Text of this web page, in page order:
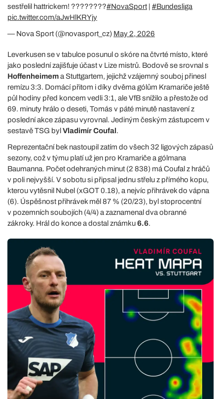
sestřelil hattrickem! ????????#NovaSport
#Bundesliga
pic.twitter.com/aJwHlKRYjy
— Nova Sport (@novasport_cz) May 2, 2026
Leverkusen se v tabulce posunul o skóre na čtvrté místo, které
jako poslední zajišťuje účast v Lize mistrů. Bodově se srovnal s
Hoffenheimema Stuttgartem, jejichž vzájemný souboj přinesl
remízu 3:3. Domácí přitom i díky dvěma gólům Kramariče ještě
půl hodiny před koncem vedli 3:1, ale VfB snížilo a přestože od
69. minuty hrálo o deseti, Tomás v páté minutě nastavení z
poslední akce zápasu vyrovnal. Jediným českým zástupcem v
sestavě TSG byl Vladimír Coufal.
Reprezentační bek nastoupil zatím do všech 32 ligových zápasů
sezony, což v týmu platí už jen pro Kramariče a gólmana
Baumanna. Počet odehraných minut (2 838) má Coufal z hráčů
v poli nejvyšší. V sobotu si připsal jednu střelu z přímého kopu,
kterou vytěsnil Nubel (xGOT 0.18), a nejvíc přihrávek do vápna
(6). Úspěšnost přihrávek měl 87 % (20/23), byl stoprocentní
v pozemních soubojích (4/4) a zaznamenal dva obranné
zákroky. Hrál do konce a dostal známku6.6.